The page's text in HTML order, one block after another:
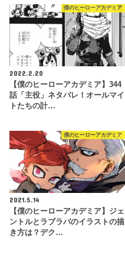
僕のヒーローアカデミア
2022.2.20
【僕のヒーローアカデミア】344
話「主役」ネタバレ！オールマイ
トたちの計…
僕のヒーローアカデミア
2021.5.14
【僕のヒーローアカデミア】ジェ
ントルとラブラバのイラストの描
き方は？デク…